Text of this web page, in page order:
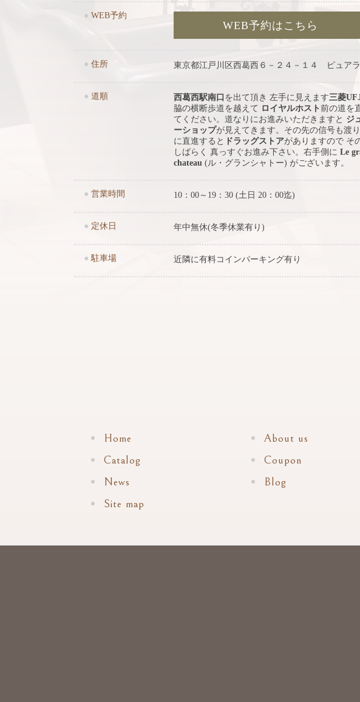
● WEB予約
WEB予約はこちら
● 住所 東京都江戸川区西葛西６－２４－１４ ピュアラ
● 道順 西葛西駅南口 を出て頂き 左手に見えます三菱
脇の横断歩道を越えて ロイヤルホスト 前の道を
てください。道なりにお進みいただきますと ジ
ーショップが見えてきます。その先の信号も渡
に直進すると ドラッグストアがありますので そ
しばらく 真っすぐお進み下さい。右手側に Le
chateau (ル・グランシャトー) がございます。
● 営業時間 10：00～19：30 (土日 20：00迄)
● 定休日 年中無休(冬季休業有り)
● 駐車場 近隣に有料コインパーキング有り
Home About us
Catalog
Coupon
News
Blog
Site map